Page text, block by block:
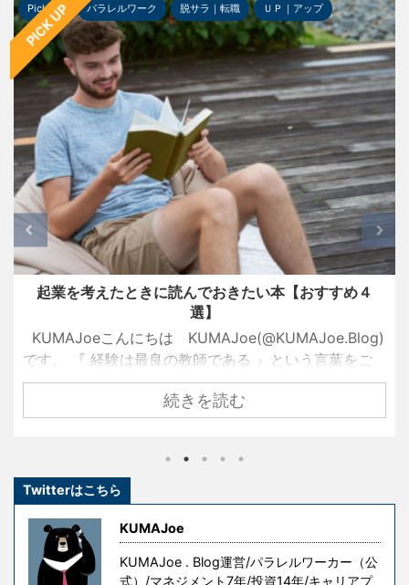
PICK UP
Pick-up パラレルワーク 脱サラ｜転職 ＵＰ｜アップ
起業を考えたときに読んでおきたい本【おすすめ４
選】
KUMAJoeこんにちは KUMAJoe(@KUMAJoe.Blog)
です。 『 経験は最良の教師である 』という言葉をご
存知でしょうか？ 名経営者として大きな成功を手にし
ている創業者たちも、ずっと順風満帆な人生を送って
ただし授業料が高すぎる 』というものです。 失敗はコ
意味がありますが、無意味な ...
続きを読む
Twitterはこちら
KUMAJoe
KUMAJoe . Blog運営/パラレルワーカー（公
式）/マネジメント7年/投資14年/キャリアプ